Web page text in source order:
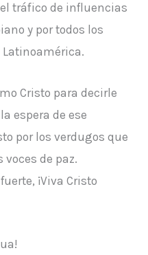
tráfico de influencias
y por todos los
Cristo para decirle
espera de ese
por los verdugos que
de paz.
¡Viva Cristo